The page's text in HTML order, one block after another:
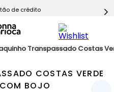
de crédito
Transpassado Costas
COSTAS VERDE
BOJO